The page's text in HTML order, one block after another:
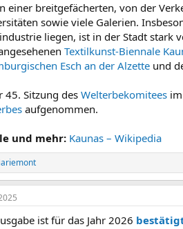
einer breitgefächerten, von der
sowie viele Galerien.
liegen, ist in der Stadt stark
Textilkunst-Biennale
Esch an der Alzette und
45. Sitzung desWelterbekomitees
aufgenommen.
und mehr: Kaunas – Wikipedia
ist für das Jahr 2026